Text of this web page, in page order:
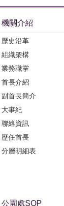
機關介紹
歷史沿革
組織架構
業務職掌
首長介紹
副首長簡介
大事紀
聯絡資訊
歷任首長
分層明細表
公園處SOP